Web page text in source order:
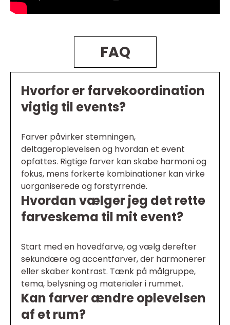
FAQ
Hvorfor er farvekoordination
vigtig til events?
Farver påvirker stemningen,
deltageroplevelsen og hvordan et event
opfattes. Rigtige farver kan skabe harmoni og
fokus, mens forkerte kombinationer kan virke
uorganiserede og forstyrrende.
Hvordan vælger jeg det rette
farveskema til mit event?
Start med en hovedfarve, og vælg derefter
sekundære og accentfarver, der harmonerer
eller skaber kontrast. Tænk på målgruppe,
tema, belysning og materialer i rummet.
Kan farver ændre oplevelsen
af et rum?